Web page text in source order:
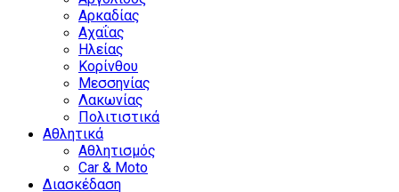
Αρκαδίας
Αχαΐας
Ηλείας
Κορίνθου
Μεσσηνίας
Λακωνίας
Πολιτιστικά
Αθλητικά
Αθλητισμός
Car & Moto
Διασκέδαση